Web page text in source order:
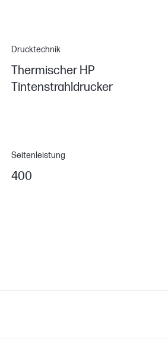
Drucktechnik
Thermischer HP
Tintenstrahldrucker
Seitenleistung
400